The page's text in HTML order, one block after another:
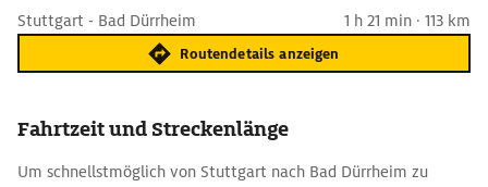
Stuttgart - Bad Dürrheim 1 h 21 min · 113 km
Routendetails anzeigen
Fahrtzeit und Streckenlänge
Um schnellstmöglich von Stuttgart nach Bad Dürrheim zu